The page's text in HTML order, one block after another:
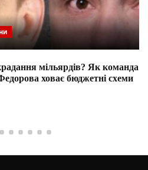
мільярдів? Як команда
ховає бюджетні схеми